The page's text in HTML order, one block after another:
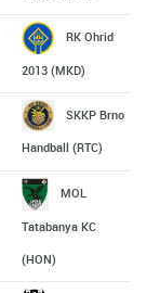
RK Ohrid
2013 (MKD)
SKKP Brno
Handball (RTC)
MOL
Tatabanya KC
(HON)